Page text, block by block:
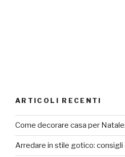
ARTICOLI RECENTI
Come decorare casa per
Arredare in stile gotico: